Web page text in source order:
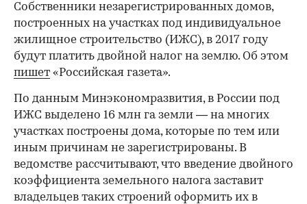
Собственники незарегистрированных домов,
построенных на участках под индивидуальное
жилищное строительство (ИЖС), в 2017 году
будут платить двойной налог на землю. Об этом
пишет «Российская газета».
По данным Минэкономразвития, в России под
ИЖС выделено 16 млн га земли — на многих
участках построены дома, которые по тем или
иным причинам не зарегистрированы. В
ведомстве рассчитывают, что введение двойного
коэффициента земельного налога заставит
владельцев таких строений оформить их в